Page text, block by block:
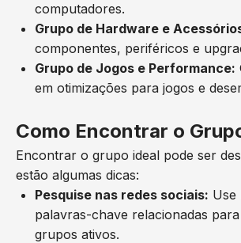
computadores.
Grupo de Hardware e
componentes, periféricos e
Grupo de Jogos e Performance:
em otimizações para jogos e
Como Encontrar o
Encontrar o grupo ideal pode ser
estão algumas dicas:
Pesquise nas redes sociais: Use
palavras-chave relacionadas
grupos ativos.